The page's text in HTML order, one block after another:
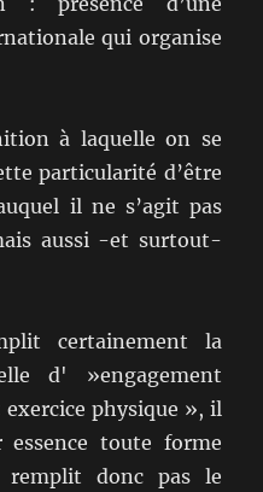
qui organise
à laquelle on se
particularité d’être
il ne s’agit pas
aussi -et surtout-
certainement la
d' »engagement
physique », il
toute forme
donc pas le